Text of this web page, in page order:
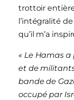
trottoir
l’intégralité
qu’il m’a
« Le Hamas
et de
bande de
occupé par